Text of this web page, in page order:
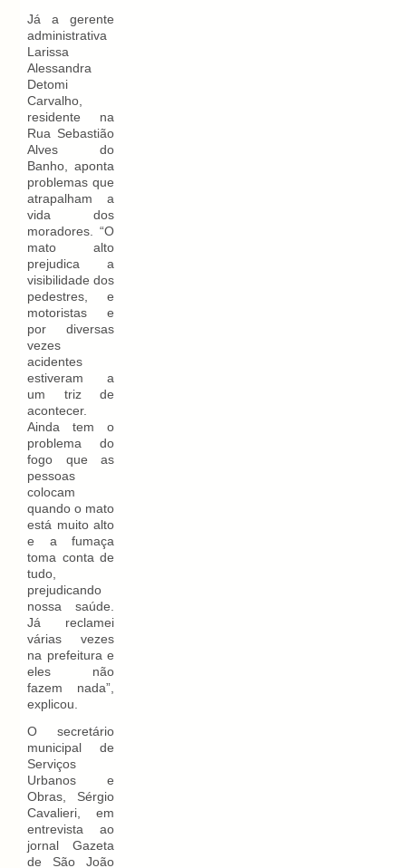
Já a gerente
administrativa
Larissa
Alessandra
Detomi
Carvalho,
residente na
Rua Sebastião
Alves do
Banho, aponta
problemas que
atrapalham a
vida dos
moradores. “O
mato alto
prejudica a
visibilidade dos
pedestres, e
motoristas e
por diversas
vezes
acidentes
estiveram a
um triz de
acontecer.
Ainda tem o
problema do
fogo que as
pessoas
colocam
quando o mato
está muito alto
e a fumaça
toma conta de
tudo,
prejudicando
nossa saúde.
Já reclamei
várias vezes
na prefeitura e
eles não
fazem nada”,
explicou.
O secretário
municipal de
Serviços
Urbanos e
Obras, Sérgio
Cavalieri, em
entrevista ao
jornal Gazeta
de São João